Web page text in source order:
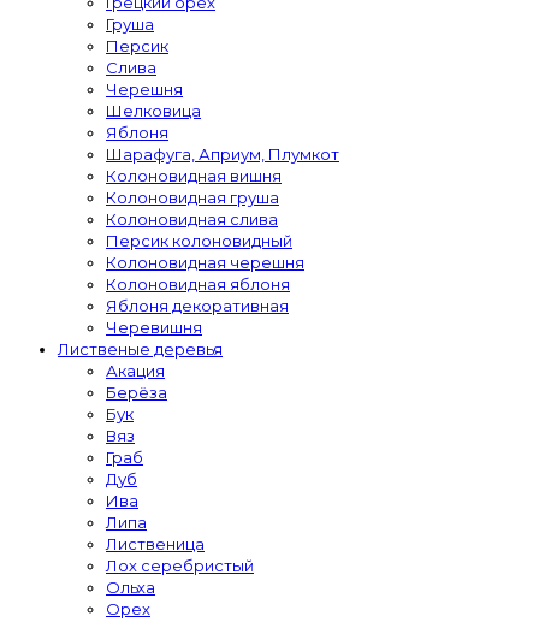
Груша
Персик
Слива
Черешня
Шелковица
Яблоня
Шарафуга, Априум, Плумкот
Колоновидная вишня
Колоновидная груша
Колоновидная слива
Персик колоновидный
Колоновидная черешня
Колоновидная яблоня
Яблоня декоративная
Черевишня
Лиственые деревья
Акация
Берёза
Бук
Вяз
Граб
Дуб
Ива
Липа
Лиственица
Лох серебристый
Ольха
Орех